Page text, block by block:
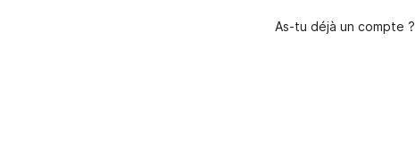
As-tu déjà un compte ?